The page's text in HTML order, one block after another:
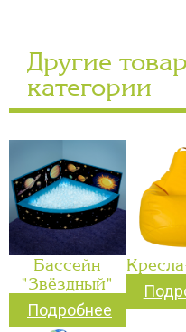
Другие
категории
Бассейн
"Звёздный"
Подробнее